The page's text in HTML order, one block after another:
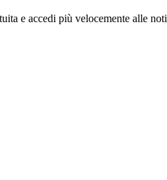
e accedi più velocemente alle